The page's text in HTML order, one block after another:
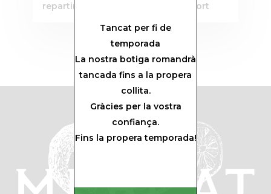
repartiment d’empreses de transport
Tancat per fi de
temporada
La nostra botiga romandrà
tancada fins a la propera
collita.
Gràcies per la vostra
confiança.
Fins la propera temporada!